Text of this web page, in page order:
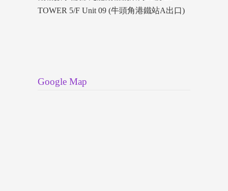
TOWER 5/F Unit 09 (牛頭角港鐵站A出口)
Google Map